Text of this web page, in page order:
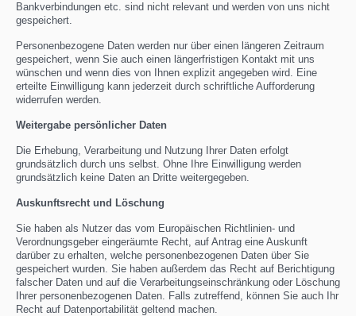
Bankverbindungen etc. sind nicht relevant und werden von uns nicht
gespeichert.
Personenbezogene Daten werden nur über einen längeren Zeitraum
gespeichert, wenn Sie auch einen längerfristigen Kontakt mit uns
wünschen und wenn dies von Ihnen explizit angegeben wird. Eine
erteilte Einwilligung kann jederzeit durch schriftliche Aufforderung
widerrufen werden.
Weitergabe persönlicher Daten
Die Erhebung, Verarbeitung und Nutzung Ihrer Daten erfolgt
grundsätzlich durch uns selbst. Ohne Ihre Einwilligung werden
grundsätzlich keine Daten an Dritte weitergegeben.
Auskunftsrecht und Löschung
Sie haben als Nutzer das vom Europäischen Richtlinien- und
Verordnungsgeber eingeräumte Recht, auf Antrag eine Auskunft
darüber zu erhalten, welche personenbezogenen Daten über Sie
gespeichert wurden. Sie haben außerdem das Recht auf Berichtigung
falscher Daten und auf die Verarbeitungseinschränkung oder Löschung
Ihrer personenbezogenen Daten. Falls zutreffend, können Sie auch Ihr
Recht auf Datenportabilität geltend machen.